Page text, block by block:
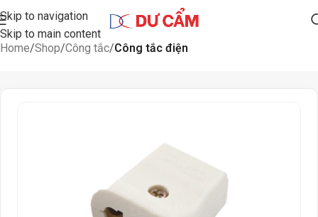
Skip to navigation
Skip to main content
Home Shop Công tắc Công tắc điện